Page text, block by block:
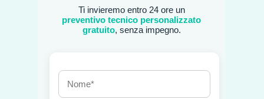
Ti invieremo entro 24 ore un
preventivo tecnico personalizzato
gratuito, senza impegno.